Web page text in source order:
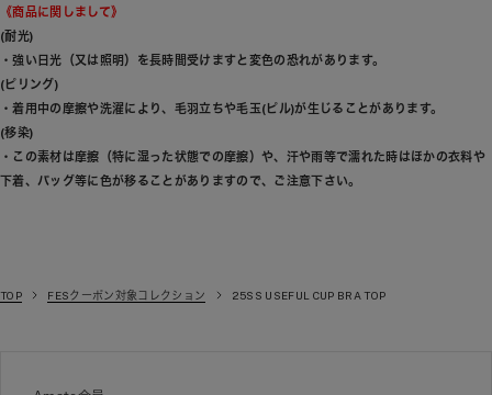
《商品に関しまして》
(耐光)
・強い日光（又は照明）を長時間受けますと変色の恐れがあります。
(ピリング)
・着用中の摩擦や洗濯により、毛羽立ちや毛玉(ピル)が生じることがあります。
(移染)
・この素材は摩擦（特に湿った状態での摩擦）や、汗や雨等で濡れた時はほかの衣料や
下着、バッグ等に色が移ることがありますので、ご注意下さい。
TOP FESクーポン対象コレクション 25SS USEFUL CUP BRA TOP